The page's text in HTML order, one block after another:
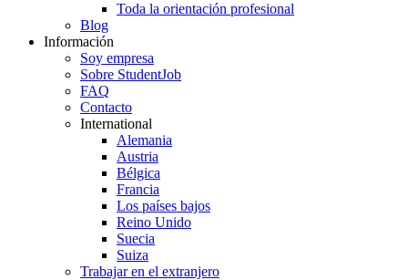
Toda la orientación profesional
Blog
Información
Soy empresa
Sobre StudentJob
FAQ
Contacto
International
Alemania
Austria
Bélgica
Francia
Los países bajos
Reino Unido
Suecia
Suiza
Trabajar en el extranjero